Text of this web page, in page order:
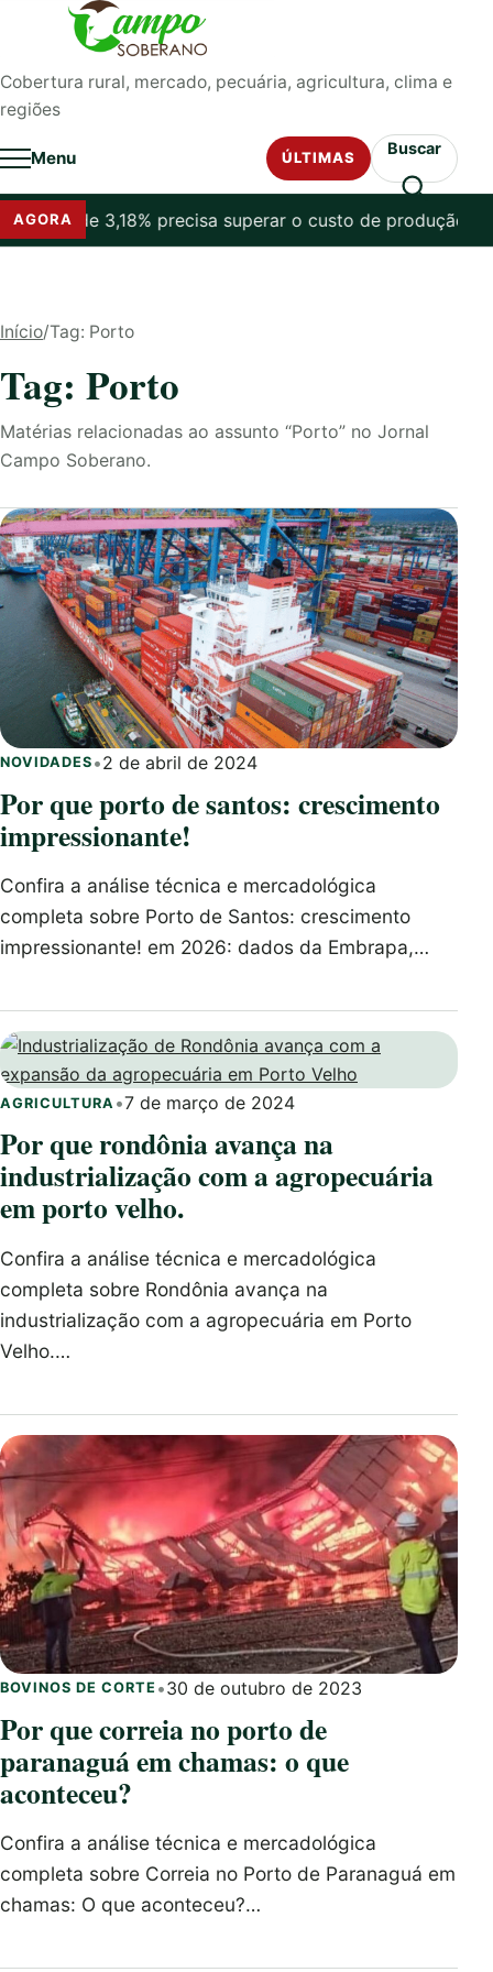
Pular para o conteúdo
Cobertura rural, mercado, pecuária, agricultura, clima e
regiões
Menu ÚLTIMAS
Buscar
AGORA
alta de 3,18% precisa superar o custo de produção
Início/Tag: Porto
Tag: Porto
Matérias relacionadas ao assunto “Porto” no Jornal
Campo Soberano.
NOVIDADES •2 de abril de 2024
Por que porto de santos: crescimento
impressionante!
Confira a análise técnica e mercadológica
completa sobre Porto de Santos: crescimento
impressionante! em 2026: dados da Embrapa,…
AGRICULTURA •7 de março de 2024
Por que rondônia avança na
industrialização com a agropecuária
em porto velho.
Confira a análise técnica e mercadológica
completa sobre Rondônia avança na
industrialização com a agropecuária em Porto
Velho.…
BOVINOS DE CORTE •30 de outubro de 2023
Por que correia no porto de
paranaguá em chamas: o que
aconteceu?
Confira a análise técnica e mercadológica
completa sobre Correia no Porto de Paranaguá em
chamas: O que aconteceu?…